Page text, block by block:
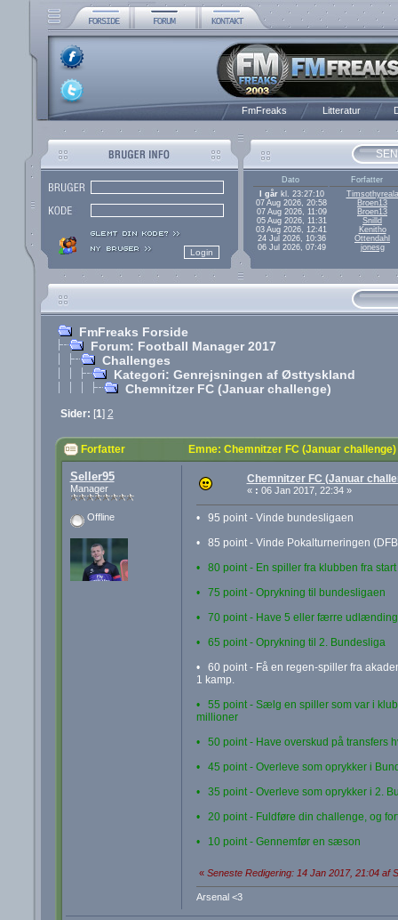
FmFreaks Litteratur
Dato
Forfatter
I gårkl. 23:27:10
Timsothyreala
07 Aug 2026, 20:58
Broen13
07 Aug 2026, 11:09
Broen13
05 Aug 2026, 11:31
Snilld
03 Aug 2026, 12:41
Kenitho
24 Jul 2026, 10:36
Ottendahl
06 Jul 2026, 07:49
jonesg
FmFreaks Forside
Forum: Football Manager 2017
Challenges
Kategori: Genrejsningen af Østtyskland
Chemnitzer FC (Januar challenge)
Sider: [1] 2
Forfatter Emne: Chemnitzer FC (Januar
Seller95
Manager
Offline
Chemnitzer FC (Januar
« : 06 Jan 2017, 22:34 »
• 95 point - Vinde bundesligaen
• 85 point - Vinde Pokalturneringen
• 80 point - En spiller fra klubben fra
• 75 point - Oprykning til bundesligaen
• 70 point - Have 5 eller færre
• 65 point - Oprykning til 2. Bundesliga
• 60 point - Få en regen-spiller fra
1 kamp.
• 55 point - Sælg en spiller som var i
millioner
• 50 point - Have overskud på transfers
• 45 point - Overleve som oprykker i
• 35 point - Overleve som oprykker i 2.
• 20 point - Fuldføre din challenge, og
• 10 point - Gennemfør en sæson
« Seneste Redigering: 14 Jan 2017, 21:04 af
Arsenal <3